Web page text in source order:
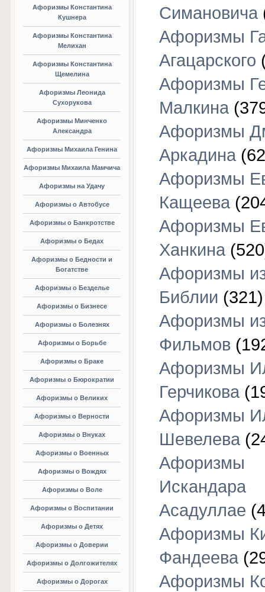
Афоризмы Константина
Кушнера
Афоризмы Константина
Мелихан
Афоризмы Константина
Щемелина
Афоризмы Леонида
Сухорукова
Афоризмы Минченко
Александра
Афоризмы Михаила Генина
Афоризмы Михаила Мамчича
Афоризмы на Удачу
Афоризмы о Автобусе
Афоризмы о Банкротстве
Афоризмы о Бедах
Афоризмы о Бедности и
Богатстве
Афоризмы о Безделье
Афоризмы о Бизнесе
Афоризмы о Болезнях
Афоризмы о Борьбе
Афоризмы о Браке
Афоризмы о Бюрократии
Афоризмы о Великих
Афоризмы о Верности
Афоризмы о Внуках
Афоризмы о Военных
Афоризмы о Вождях
Афоризмы о Воле
Афоризмы о Воспитании
Афоризмы о Детях
Афоризмы о Доверии
Афоризмы о Долгожителях
Афоризмы о Дорогах
Симановича
Афоризмы
Агацарского
Афоризмы
Малкина
Афоризмы
Аркадина
Афоризмы
Кащеева
Афоризмы
Ханкина
Афоризмы
Библии (321)
Афоризмы
Фильмов
Афоризмы
Герчикова
Афоризмы
Шевелева
Афоризмы
Искандара
Асадуллае
Афоризмы
Фандеева
Афоризмы